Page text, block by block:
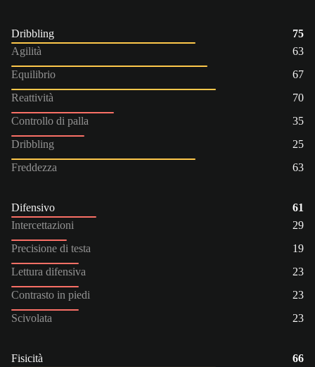
Dribbling
75
Agilità
63
Equilibrio
67
Reattività
70
Controllo di palla
35
Dribbling
25
Freddezza
63
Difensivo
61
Intercettazioni
29
Precisione di testa
19
Lettura difensiva
23
Contrasto in piedi
23
Scivolata
23
Fisicità
66